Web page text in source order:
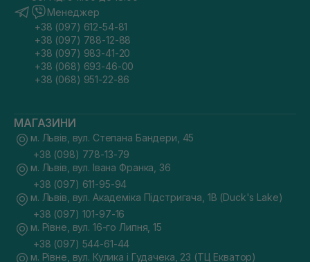
Менеджер
+38 (097) 612-54-81
+38 (097) 788-12-88
+38 (097) 983-41-20
+38 (068) 693-46-00
+38 (068) 951-22-86
МАГАЗИНИ
м. Львів, вул. Степана Бандери, 45
+38 (098) 778-13-79
м. Львів, вул. Івана Франка, 36
+38 (097) 611-95-94
м. Львів, вул. Академіка Підстригача, 1В (Duck's Lake)
+38 (097) 101-97-16
м. Рівне, вул. 16-го Липня, 15
+38 (097) 544-61-44
м. Рівне, вул. Кулика і Гудачека, 23 (ТЦ Екватор)